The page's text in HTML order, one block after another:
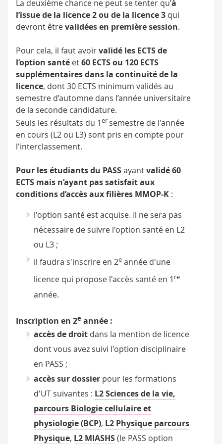
La deuxième chance ne peut se tenter qu’à
l’issue de la licence 2 ou de la licence 3 qui
devront êtrevalidées en première session.
Pour cela, il faut avoirvalidé les ECTS de
l’option santé et60 ECTS ou 120 ECTS
supplémentaires dans la continuité de la
licence, dont 30 ECTS minimum validés au
semestre d’automne dans l’année universitaire
de la seconde candidature.
Seuls les résultats du 1er semestre de l'année
en cours (L2 ou L3) sont pris en compte pour
l'interclassement.
Pour les étudiants du PASSayantvalidé 60
ECTS mais n’ayant pas satisfait aux
conditions d’accès aux filières MMOP-K :
l'option santé est acquise. Il ne sera pas
nécessaire de suivre l'option santé en L2
ou L3 ;
il faudra s'inscrire en 2eannée d'une
licence qui propose l'accès santé en 1 re
année.
Inscription en 2e année :
accès de droitdans la mention de licence
dont vous avez suivi l'option disciplinaire
en PASS ;
accès sur dossier pour les formations
d'UT suivantes : L2 Sciences de la vie,
parcours Biologie cellulaire et
physiologie (BCP), L2 Physique parcours
Physique, L2 MIASHS(le PASS option